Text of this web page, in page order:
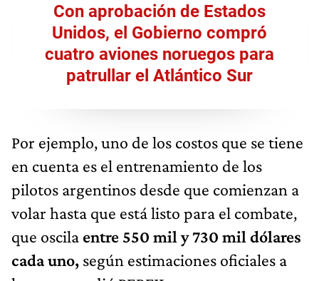
Con aprobación de Estados
Unidos, el Gobierno compró
cuatro aviones noruegos para
patrullar el Atlántico Sur
Por ejemplo, uno de los costos que se tiene
en cuenta es el entrenamiento de los
pilotos argentinos desde que comienzan a
volar hasta que está listo para el combate,
que oscila entre 550 mil y 730 mil dólares
cada uno, según estimaciones oficiales a